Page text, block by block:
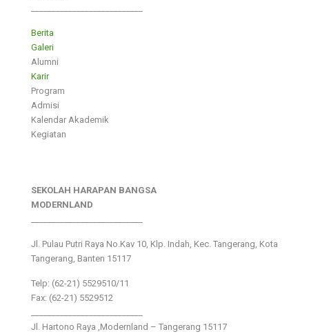
Berita
Galeri
Alumni
Karir
Program
Admisi
Kalendar Akademik
Kegiatan
SEKOLAH HARAPAN BANGSA
MODERNLAND
Jl. Pulau Putri Raya No.Kav 10, Klp. Indah, Kec. Tangerang, Kota
Tangerang, Banten 15117
Telp: (62-21) 5529510/11
Fax: (62-21) 5529512
Jl. Hartono Raya ,Modernland – Tangerang 15117